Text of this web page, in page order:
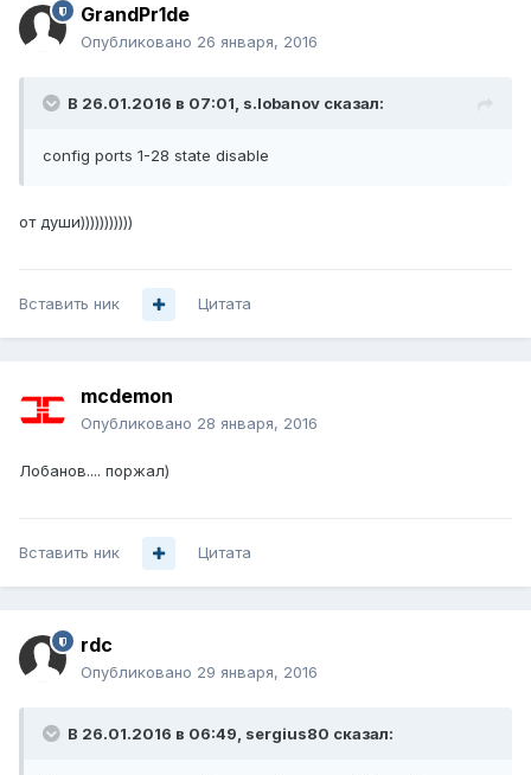
GrandPr1de
Опубликовано 26 января, 2016
В 26.01.2016 в 07:01, s.lobanov сказал:
config ports 1-28 state disable
от души)))))))))))
Вставить ник Цитата
mcdemon
Опубликовано 28 января, 2016
Лобанов.... поржал)
Вставить ник Цитата
rdc
Опубликовано 29 января, 2016
В 26.01.2016 в 06:49, sergius80 сказал: